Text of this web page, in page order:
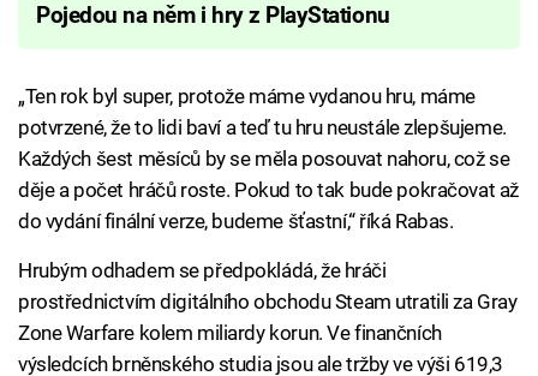
Pojedou na něm i hry z PlayStationu
„Ten rok byl super, protože máme vydanou hru, máme
potvrzené, že to lidi baví a teď tu hru neustále zlepšujeme.
Každých šest měsíců by se měla posouvat nahoru, což se
děje a počet hráčů roste. Pokud to tak bude pokračovat až
do vydání finální verze, budeme šťastní,“ říká Rabas.
Hrubým odhadem se předpokládá, že hráči
prostřednictvím digitálního obchodu Steam utratili za Gray
Zone Warfare kolem miliardy korun. Ve finančních
výsledcích brněnského studia jsou ale tržby ve výši 619,3